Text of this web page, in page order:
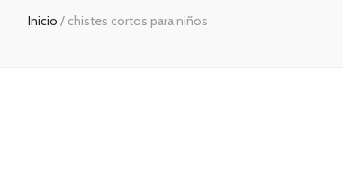
Inicio / chistes cortos para niños